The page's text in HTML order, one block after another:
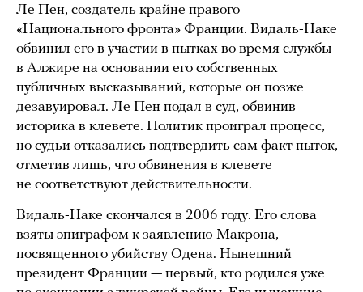
Ле Пен, создатель крайне правого
«Национального фронта» Франции. Видаль-Наке
обвинил его в участии в пытках во время службы
в Алжире на основании его собственных
публичных высказываний, которые он позже
дезавуировал. Ле Пен подал в суд, обвинив
историка в клевете. Политик проиграл процесс,
но судьи отказались подтвердить сам факт пыток,
отметив лишь, что обвинения в клевете
не соответствуют действительности.
Видаль-Наке скончался в 2006 году. Его слова
взяты эпиграфом к заявлению Макрона,
посвященного убийству Одена. Нынешний
президент Франции — первый, кто родился уже